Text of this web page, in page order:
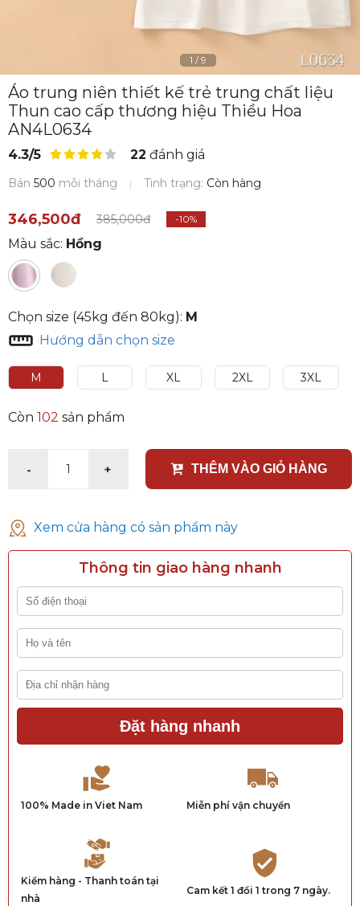
1 /9
Áo trung niên thiết kế trẻ trung chất liệu
Thun cao cấp thương hiệu Thiều Hoa
AN4L0634
4.3/5 22 đánh giá
Bán 500 mỗi tháng Tình trạng: Còn hàng
346,500đ 385,000đ -10%
Màu sắc: Hồng
Chọn size (45kg đến 80kg): M
Hướng dẫn chọn size
M L XL 2XL 3XL
Còn 102 sản phẩm
- 1 + THÊM VÀO GIỎ HÀNG
Xem cửa hàng có sản phẩm này
Thông tin giao hàng nhanh
Đặt hàng nhanh
100% Made in Viet Nam Miễn phí vận chuyển
Kiểm hàng - Thanh toán tại
nhà
Cam kết 1 đổi 1 trong 7 ngày.